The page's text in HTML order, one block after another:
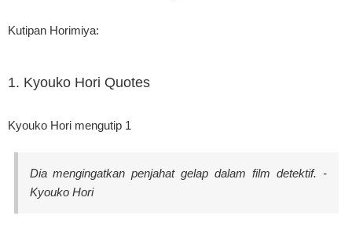
Kutipan Horimiya:
1. Kyouko Hori Quotes
Kyouko Hori mengutip 1
Dia mengingatkan penjahat gelap dalam film detektif. -
Kyouko Hori